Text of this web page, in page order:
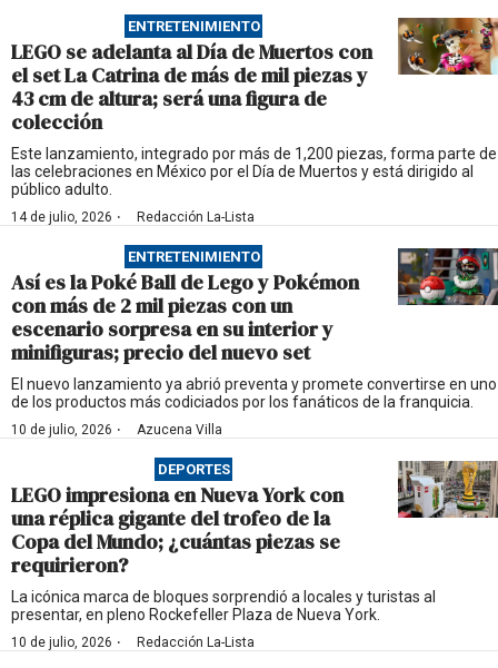
ENTRETENIMIENTO
LEGO se adelanta al Día de Muertos con
el set La Catrina de más de mil piezas y
43 cm de altura; será una figura de
colección
Este lanzamiento, integrado por más de 1,200 piezas, forma parte de
las celebraciones en México por el Día de Muertos y está dirigido al
público adulto.
14 de julio, 2026 · Redacción La-Lista
ENTRETENIMIENTO
Así es la Poké Ball de Lego y Pokémon
con más de 2 mil piezas con un
escenario sorpresa en su interior y
minifiguras; precio del nuevo set
El nuevo lanzamiento ya abrió preventa y promete convertirse en uno
de los productos más codiciados por los fanáticos de la franquicia.
10 de julio, 2026 · Azucena Villa
DEPORTES
LEGO impresiona en Nueva York con
una réplica gigante del trofeo de la
Copa del Mundo; ¿cuántas piezas se
requirieron?
La icónica marca de bloques sorprendió a locales y turistas al
presentar, en pleno Rockefeller Plaza de Nueva York.
10 de julio, 2026 · Redacción La-Lista